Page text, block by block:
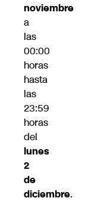
noviembre
a
las
00:00
horas
hasta
las
23:59
horas
del
lunes
2
de
diciembre.